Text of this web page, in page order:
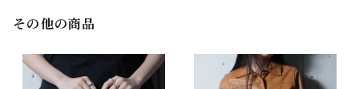
その他の商品